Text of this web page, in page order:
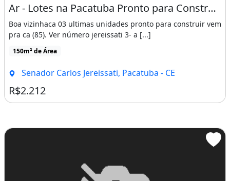
Ar - Lotes na Pacatuba Pronto para Construir a Sua Casa
Boa vizinhaca 03 ultimas unidades pronto para construir vem
pra ca (85). Ver número jereissati 3- a [...]
150m² de Área
Senador Carlos Jereissati, Pacatuba - CE
R$2.212